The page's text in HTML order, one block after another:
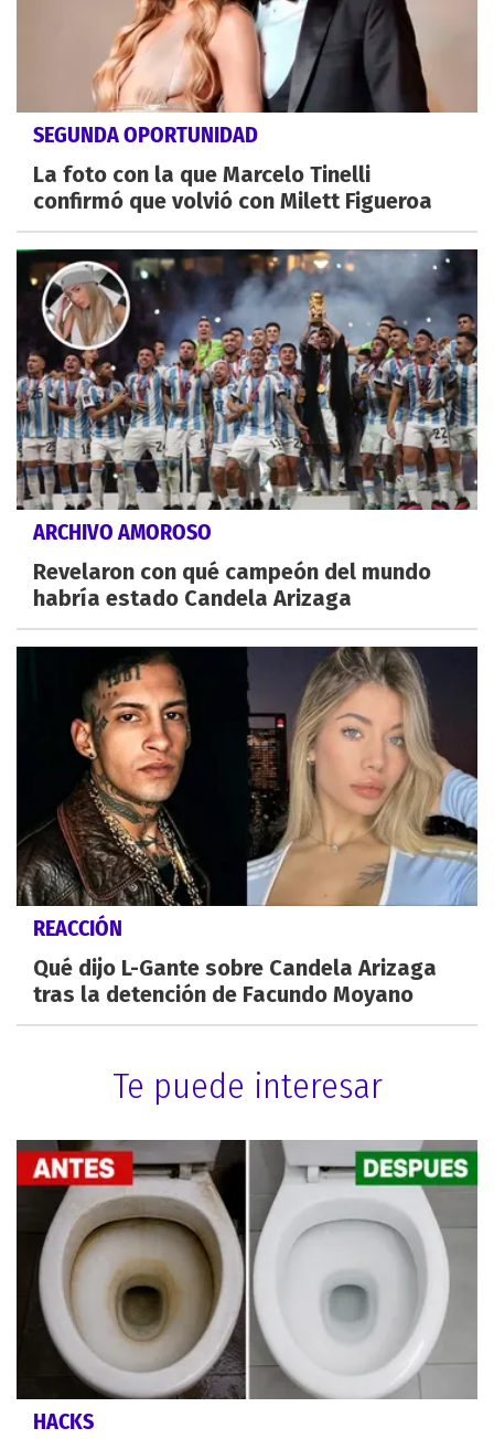
SEGUNDA OPORTUNIDAD
La foto con la que Marcelo Tinelli
confirmó que volvió con Milett Figueroa
ARCHIVO AMOROSO
Revelaron con qué campeón del mundo
habría estado Candela Arizaga
REACCIÓN
Qué dijo L-Gante sobre Candela Arizaga
tras la detención de Facundo Moyano
Te puede interesar
HACKS